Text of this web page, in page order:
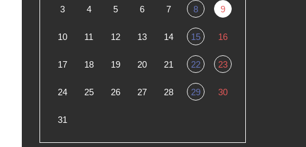
3 4 5 6 7 8 9
10 11 12 13 14 15 16
17 18 19 20 21 22 23
24 25 26 27 28 29 30
31